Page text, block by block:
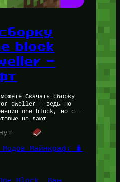
block
—
Скачать сборку
dweller — ведь По
one block, но с
не дают
Майнкрафт 🧳